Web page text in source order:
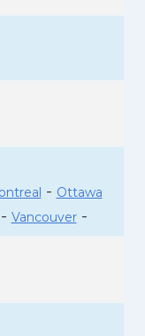
- Ottawa
- Vancouver-